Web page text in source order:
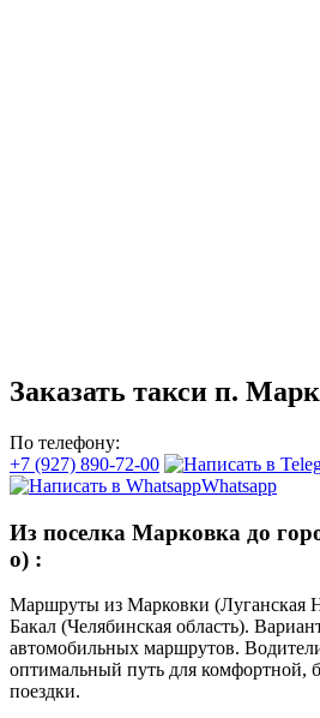
Заказать такси п.
По телефону:
+7 (927) 890-72-00
Whatsapp
Из поселка Марковка до
о) :
Маршруты из Марковки (Луганская
Бакал (Челябинская область).
автомобильных маршрутов.
оптимальный путь для комфортной,
поездки.